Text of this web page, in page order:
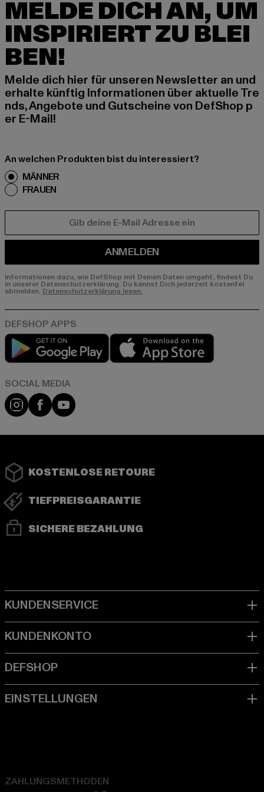
MELDE DICH AN, UM
INSPIRIERT ZU BLEI
BEN!
Melde dich hier für unseren Newsletter an und
erhalte künftig Informationen über aktuelle Tre
nds, Angebote und Gutscheine von DefShop p
er E-Mail!
An welchen Produkten bist du interessiert?
MÄNNER
FRAUEN
ANMELDEN
Informationen dazu, wie DefShop mit Deinen Daten umgeht, findest Du
in unserer Datenschutzerklärung. Du kannst Dich jederzeit kostenfei
abmelden. Datenschutzerklärung lesen.
Play market
Instagram
FacebookYouTube
KOSTENLOSE RETOURE
TIEFPREISGARANTIE
SICHERE BEZAHLUNG
ZAHLUNGSMETHODEN